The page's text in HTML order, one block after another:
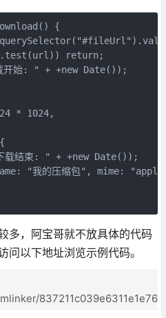
{
return;
始: " + +new Date());
* 1024,
束: " + +new Date());
"我的压缩包", mime:
多，阿宝哥就不放具体的代码
问以下地址浏览示例代码。